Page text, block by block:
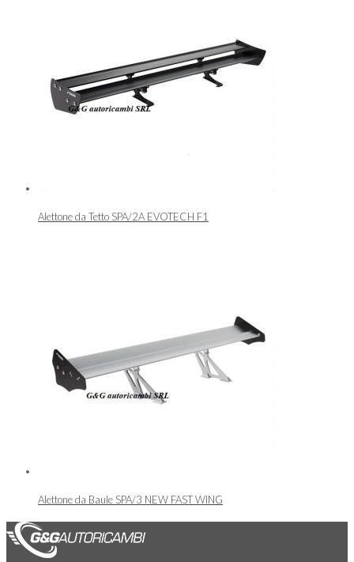
Alettone da Tetto SPA/2A EVOTECH F1
Alettone da Baule SPA/3 NEW FAST WING